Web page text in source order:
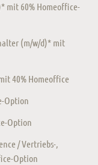
mit 60% Homeoffice-
(m/w/d)* mit
40% Homeoffice
Option
Option
/ Vertriebs-,
Option